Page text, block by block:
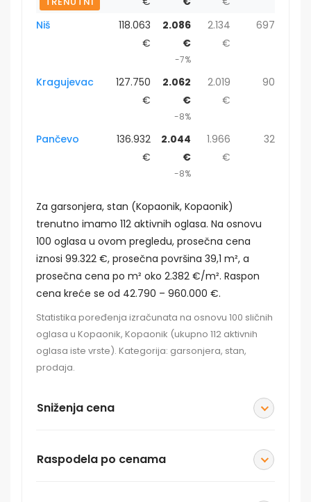
Niš
118.063
€
2.086
€
-7%
2.134
€
697
Kragujevac
127.750
€
2.062
€
-8%
2.019
€
90
Pančevo
136.932
€
2.044
€
-8%
1.966
€
32
Za garsonjera, stan (Kopaonik, Kopaonik)
trenutno imamo 112 aktivnih oglasa. Na osnovu
100 oglasa u ovom pregledu, prosečna cena
iznosi 99.322 €, prosečna površina 39,1 m², a
prosečna cena po m² oko 2.382 €/m². Raspon
cena kreće se od 42.790 – 960.000 €.
Statistika poređenja izračunata na osnovu 100 sličnih
oglasa u Kopaonik, Kopaonik (ukupno 112 aktivnih
oglasa iste vrste). Kategorija: garsonjera, stan,
prodaja.
Sniženja cena
Raspodela po cenama